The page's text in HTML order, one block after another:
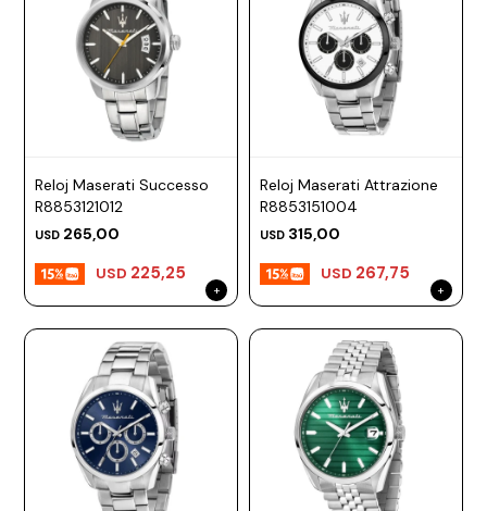
Reloj Maserati Successo
R8853121012
USD 265,00
USD 225,25
Reloj Maserati Attrazione
R8853151004
USD 315,00
USD 267,75